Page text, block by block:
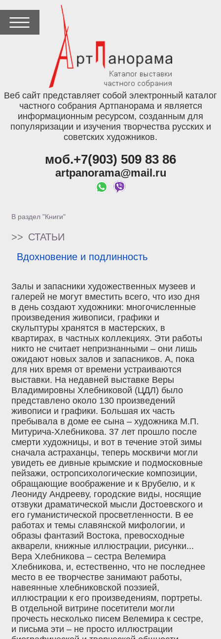
Веб сайт представляет собой электронный каталог
частного собрания Артпанорама и является
информационным ресурсом, созданным для
популяризации и изучения творчества русских и
советских художников.
моб.+7(903) 509 83 86
artpanorama@mail.ru
В раздел "Книги"
>> СТАТЬИ
Вдохновение и подлинность
Залы и запасники художественных музеев и
галерей не могут вместить всего, что изо дня
в день создают художники: многочисленные
произведения живописи, графики и
скульптуры хранятся в мастерских, в
квартирах, в частных коллекциях. Эти работы
никто не считает непризнанными – они лишь
ожидают новых залов и запасников. А, пока
для них время от времени устраиваются
выставки. На недавней выставке Веры
Владимировны Хлебниковой (ЦДЛ) было
представлено около 130 произведений
живописи и графики. Большая их часть
пребывала в доме ее сына – художника М.П.
Митурича-Хлебникова. 37 лет прошло после
смерти художницы, и вот в течение этой зимы
сначала астраханцы, теперь москвичи могли
увидеть ее дивные крымские и подмосковные
пейзажи, остропсихологические композиции,
обращающие воображение и к Врубелю, и к
Леониду Андрееву, городские виды, носящие
отзвуки драматической мысли Достоевского и
его гуманистической просветленности. В ее
работах и темы славянской мифологии, и
образы фантазий Востока, превосходные
акварели, книжные иллюстрации, рисунки...
Вера Хлебникова – сестра Велемира
Хлебникова, и, естественно, что не последнее
место в ее творчестве занимают работы,
навеянные хлебниковской поэзией,
иллюстрации к его произведениям, портреты.
В отдельной витрине посетители могли
прочесть несколько писем Велемира к сестре,
и письма эти – не просто иллюстрации